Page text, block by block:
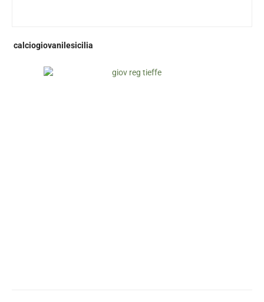
calciogiovanilesicilia